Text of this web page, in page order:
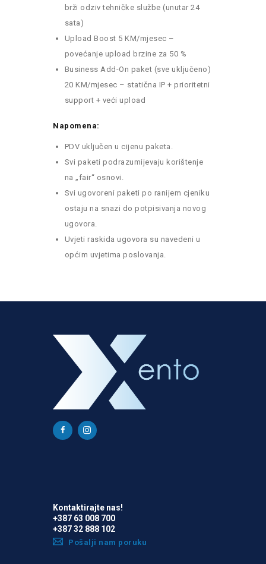
brži odziv tehničke službe (unutar 24
sata)
Upload Boost 5 KM/mjesec –
povećanje upload brzine za 50 %
Business Add-On paket (sve uključeno)
20 KM/mjesec – statična IP + prioritetni
support + veći upload
Napomena:
PDV uključen u cijenu paketa.
Svi paketi podrazumijevaju korištenje
na „fair“ osnovi.
Svi ugovoreni paketi po ranijem cjeniku
ostaju na snazi do potpisivanja novog
ugovora.
Uvjeti raskida ugovora su navedeni u
općim uvjetima poslovanja.
Kontaktirajte nas!
+387 63 008 700
+387 32 888 102
Pošalji nam poruku